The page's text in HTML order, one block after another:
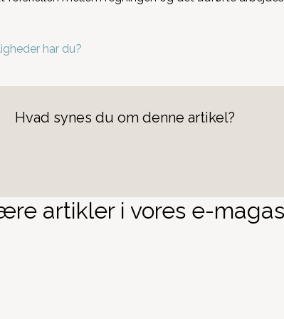
har du?
Hvad synes du om denne artikel?
artikler i vores e-